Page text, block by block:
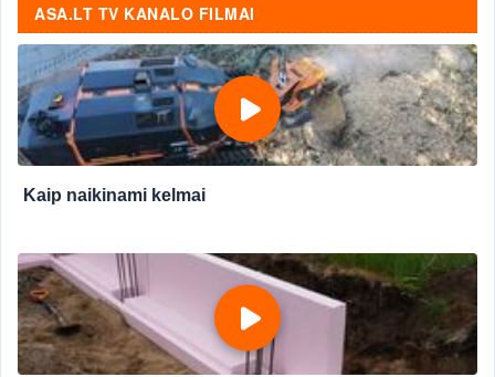
ASA.LT TV KANALO FILMAI
Kaip naikinami kelmai